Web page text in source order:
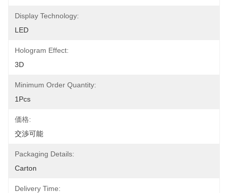
Display Technology:
LED
Hologram Effect:
3D
Minimum Order Quantity:
1Pcs
価格:
交渉可能
Packaging Details:
Carton
Delivery Time: